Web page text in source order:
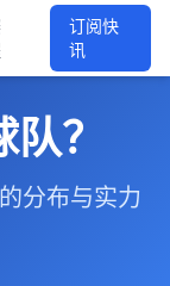
订阅快
讯
？
分布与实力